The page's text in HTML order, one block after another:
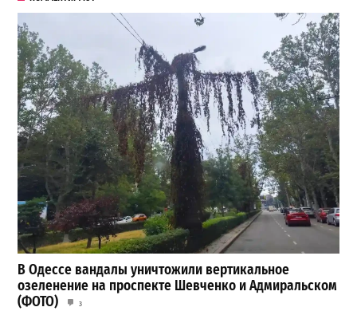
В Одессе вандалы уничтожили вертикальное
озеленение на проспекте Шевченко и Адмиральском
(ФОТО)
3